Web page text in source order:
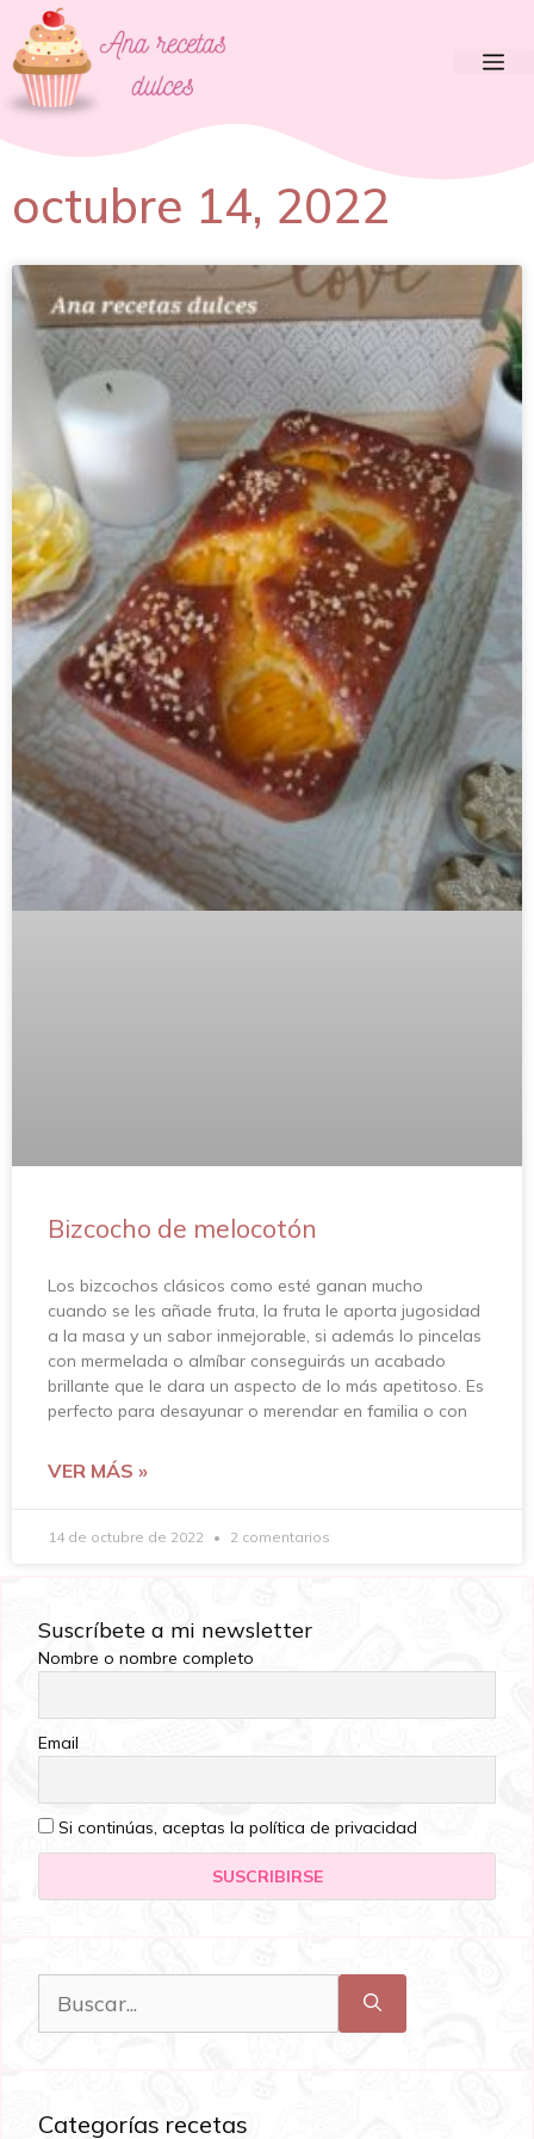
octubre 14, 2022
Bizcocho de melocotón
Los bizcochos clásicos como esté ganan mucho
cuando se les añade fruta, la fruta le aporta jugosidad
a la masa y un sabor inmejorable, si además lo pincelas
con mermelada o almíbar conseguirás un acabado
brillante que le dara un aspecto de lo más apetitoso. Es
perfecto para desayunar o merendar en familia o con
VER MÁS »
14 de octubre de 2022 2 comentarios
Suscríbete a mi newsletter
Nombre o nombre completo
Email
Si continúas, aceptas la política de privacidad
Categorías recetas